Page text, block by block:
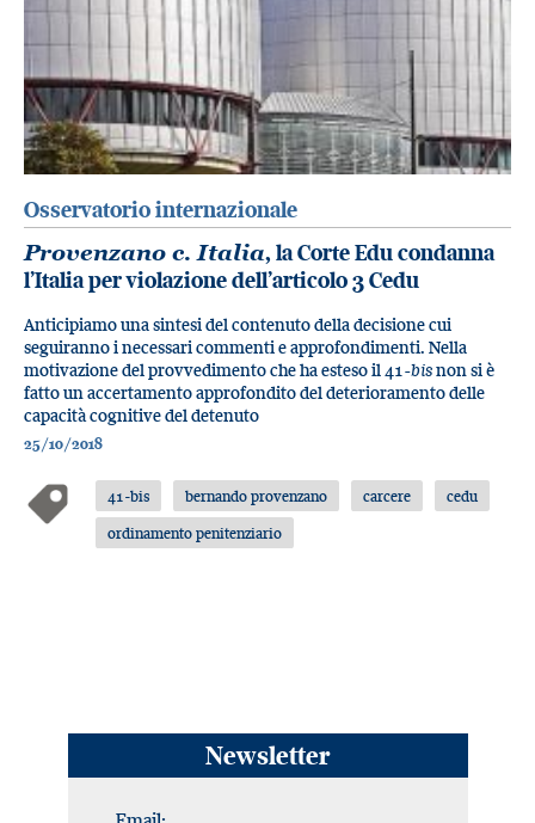
Osservatorio internazionale
Provenzano c. Italia, la Corte Edu condanna
l’Italia per violazione dell’articolo 3 Cedu
Anticipiamo una sintesi del contenuto della decisione cui
seguiranno i necessari commenti e approfondimenti. Nella
motivazione del provvedimento che ha esteso il 41-bisnon si è
fatto un accertamento approfondito del deterioramento delle
capacità cognitive del detenuto
25/10/2018
41-bis bernando provenzano carcere
cedu
ordinamento penitenziario
Newsletter